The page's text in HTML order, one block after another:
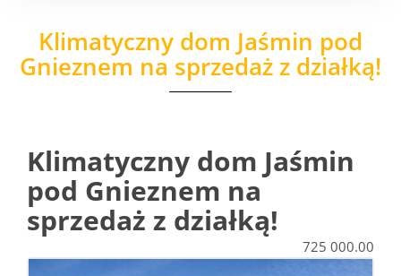
Klimatyczny dom Jaśmin pod
Gnieznem na sprzedaż z działką!
Klimatyczny dom Jaśmin
pod Gnieznem na
sprzedaż z działką!
725 000.00